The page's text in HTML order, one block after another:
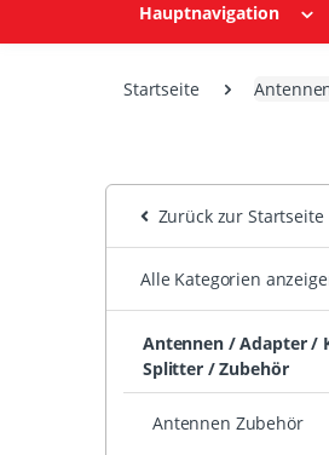
Hauptnavigation
Startseite
Zurück zur Startseite
Alle Kategorien
Antennen / Adapter /
Splitter / Zubehör
Antennen Zubehör